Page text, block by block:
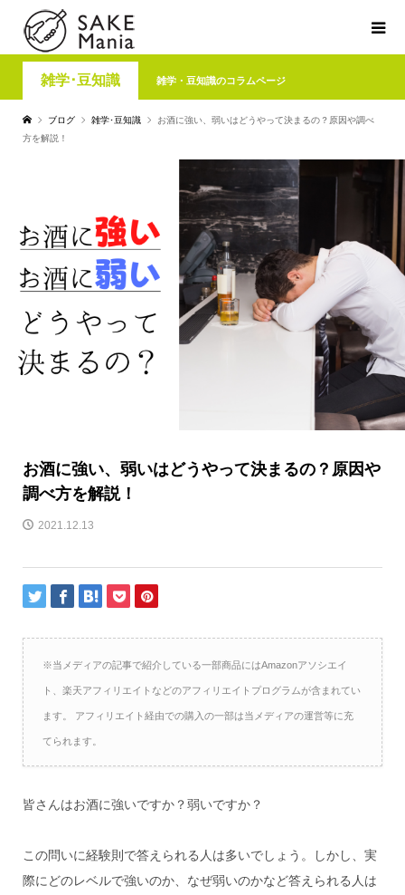
雑学･豆知識 雑学・豆知識のコラムページ
ブログ 雑学･豆知識
お酒に強い、弱いはどうやって決まるの？原因や調べ
方を解説！
お酒に強い、弱いはどうやって決まるの？原因や
調べ方を解説！
2021.12.13
※当メディアの記事で紹介している一部商品にはAmazonアソシエイ
ト、楽天アフィリエイトなどのアフィリエイトプログラムが含まれてい
ます。 アフィリエイト経由での購入の一部は当メディアの運営等に充
てられます。
皆さんはお酒に強いですか？弱いですか？
この問いに経験則で答えられる人は多いでしょう。しかし、実
際にどのレベルで強いのか、なぜ弱いのかなど答えられる人は